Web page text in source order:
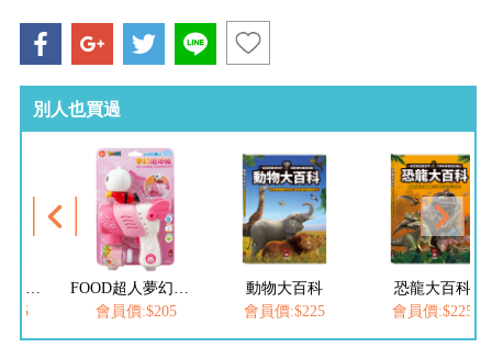
別人也買過
會員價:$205
動物大百科
會員價:$225
恐龍大百科
會員價:$225